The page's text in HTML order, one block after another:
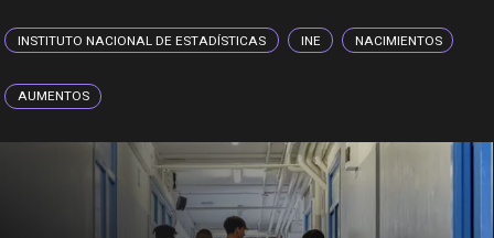
INSTITUTO NACIONAL DE ESTADÍSTICAS INE NACIMIENTOS
AUMENTOS